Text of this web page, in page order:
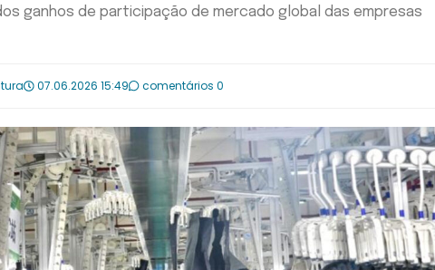
ganhos de participação de mercado global das empresas
07.06.2026 15:49 comentários 0